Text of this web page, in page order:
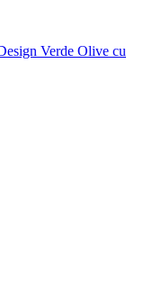
Verde Olive cu